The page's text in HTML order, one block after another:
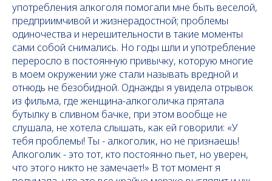
употребления алкоголя помогали мне быть веселой,
предприимчивой и жизнерадостной; проблемы
одиночества и нерешительности в такие моменты
сами собой снимались. Но годы шли и употребление
переросло в постоянную привычку, которую многие
в моем окружении уже стали называть вредной и
отнюдь не безобидной. Однажды я увидела отрывок
из фильма, где женщина-алкоголичка прятала
бутылку в сливном бачке, при этом вообще не
слушала, не хотела слышать, как ей говорили: «У
тебя проблемы! Ты - алкоголик, но не признаешь!
Алкоголик - это тот, кто постоянно пьет, но уверен,
что этого никто не замечает!» В тот момент я